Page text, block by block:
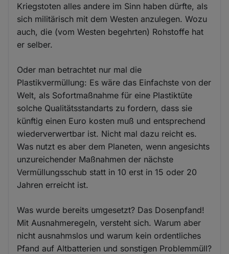
Kriegstoten alles andere im Sinn haben dürfte, als
sich militärisch mit dem Westen anzulegen. Wozu
auch, die (vom Westen begehrten) Rohstoffe hat
er selber.
Oder man betrachtet nur mal die
Plastikvermüllung: Es wäre das Einfachste von der
Welt, als Sofortmaßnahme für eine Plastiktüte
solche Qualitätsstandarts zu fordern, dass sie
künftig einen Euro kosten muß und entsprechend
wiederverwertbar ist. Nicht mal dazu reicht es.
Was nutzt es aber dem Planeten, wenn angesichts
unzureichender Maßnahmen der nächste
Vermüllungsschub statt in 10 erst in 15 oder 20
Jahren erreicht ist.
Was wurde bereits umgesetzt? Das Dosenpfand!
Mit Ausnahmeregeln, versteht sich. Warum aber
nicht ausnahmslos und warum kein ordentliches
Pfand auf Altbatterien und sonstigen Problemmüll?